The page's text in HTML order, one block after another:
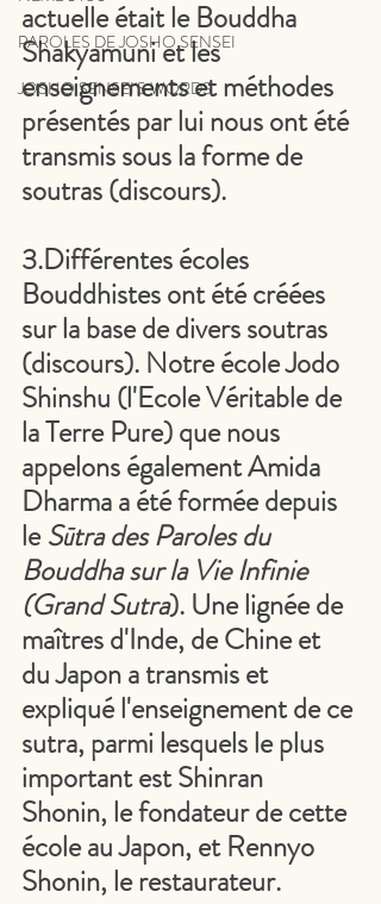
PAROLES DE JOSHO SENSEI
JOSHO SENSEI'S WORDS
actuelle était le Bouddha
Shakyamuni et les
enseignements et méthodes
présentés par lui nous ont été
transmis sous la forme de
soutras (discours).
3.Différentes écoles
Bouddhistes ont été créées
sur la base de divers soutras
(discours). Notre école Jodo
Shinshu (l'Ecole Véritable de
la Terre Pure) que nous
appelons également Amida
Dharma a été formée depuis
le Sūtra des Paroles du
Bouddha sur la Vie Infinie
(Grand Sutra). Une lignée de
maîtres d'Inde, de Chine et
du Japon a transmis et
expliqué l'enseignement de ce
sutra, parmi lesquels le plus
important est Shinran
Shonin, le fondateur de cette
école au Japon, et Rennyo
Shonin, le restaurateur.